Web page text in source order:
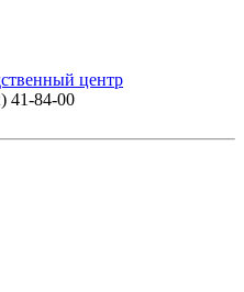
центр
41-84-00